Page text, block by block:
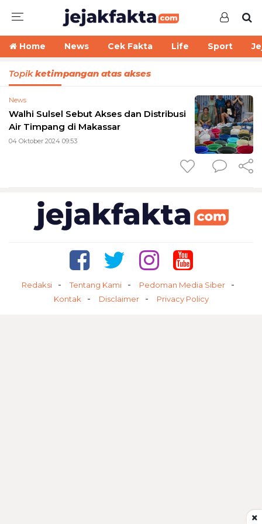
Home News Cek Fakta Life Sport
Topikketimpangan atas akses
News
Walhi Sulsel Sebut Akses dan Distribusi
Air Timpang di Makassar
04 Oktober 2024 09:53
Redaksi Tentang Kami
Pedoman Media Siber
Kontak
Disclaimer Privacy Policy
×